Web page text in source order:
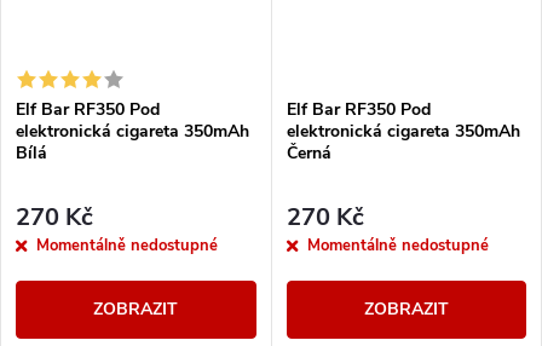
Elf Bar RF350 Pod
elektronická cigareta 350mAh
Bílá
270 Kč
Momentálně nedostupné
ZOBRAZIT
Elf Bar RF350 Pod
elektronická cigareta 350mAh
Černá
270 Kč
Momentálně nedostupné
ZOBRAZIT